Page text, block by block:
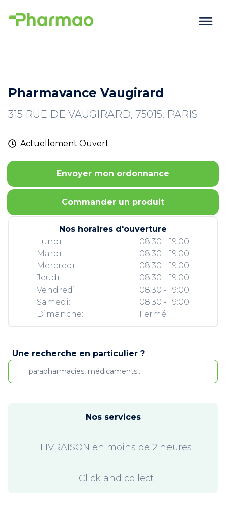
Pharmavance Vaugirard
315 RUE DE VAUGIRARD, 75015, PARIS
Actuellement Ouvert
Envoyer mon ordonnance
Commander un produit
Nos horaires d'ouverture
Lundi:
Mardi:
Mercredi:
Jeudi:
Vendredi:
Samedi:
Dimanche:
08:30 - 19:00
08:30 - 19:00
08:30 - 19:00
08:30 - 19:00
08:30 - 19:00
08:30 - 19:00
Fermé
Une recherche en particulier ?
Nos services
LIVRAISON en moins de 2 heures
Click and collect